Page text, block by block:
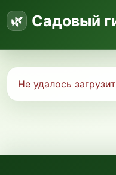
Садовый
Не удалось